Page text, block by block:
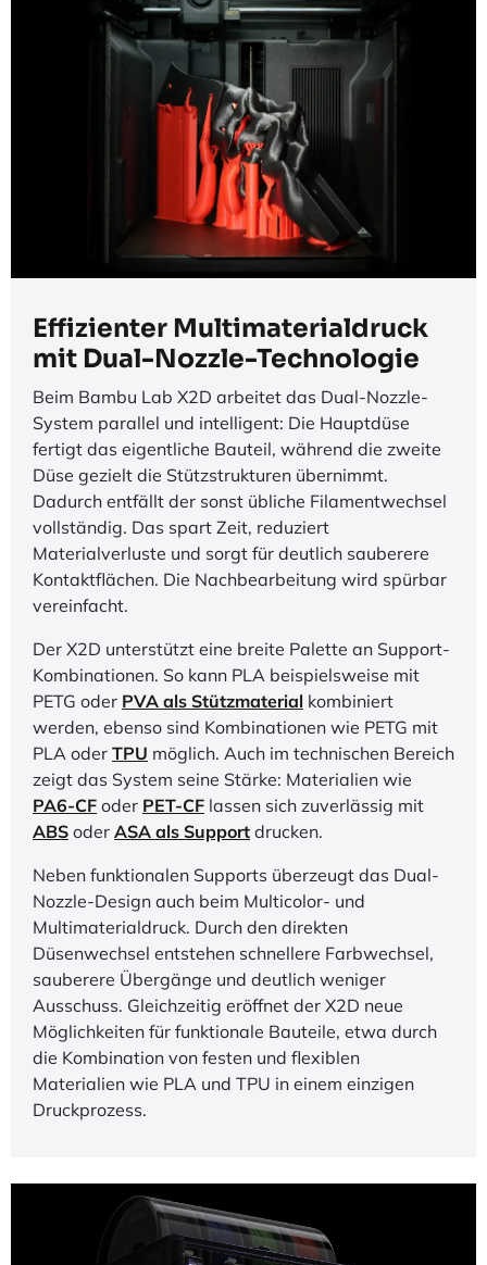
Effizienter Multimaterialdruck
mit Dual-Nozzle-Technologie​
Beim Bambu Lab X2D arbeitet das Dual-Nozzle-
System parallel und intelligent: Die Hauptdüse
fertigt das eigentliche Bauteil, während die zweite
Düse gezielt die Stützstrukturen übernimmt.
Dadurch entfällt der sonst übliche Filamentwechsel
vollständig. Das spart Zeit, reduziert
Materialverluste und sorgt für deutlich sauberere
Kontaktflächen. Die Nachbearbeitung wird spürbar
vereinfacht.
Der X2D unterstützt eine breite Palette an Support-
Kombinationen. So kann PLA beispielsweise mit
PETG oder PVA als Stützmaterial kombiniert
werden, ebenso sind Kombinationen wie PETG mit
PLA oder TPU möglich. Auch im technischen Bereich
zeigt das System seine Stärke: Materialien wie
PA6-CF oder PET-CF lassen sich zuverlässig mit
ABS oder ASA als Support drucken.
Neben funktionalen Supports überzeugt das Dual-
Nozzle-Design auch beim Multicolor- und
Multimaterialdruck. Durch den direkten
Düsenwechsel entstehen schnellere Farbwechsel,
sauberere Übergänge und deutlich weniger
Ausschuss. Gleichzeitig eröffnet der X2D neue
Möglichkeiten für funktionale Bauteile, etwa durch
die Kombination von festen und flexiblen
Materialien wie PLA und TPU in einem einzigen
Druckprozess.